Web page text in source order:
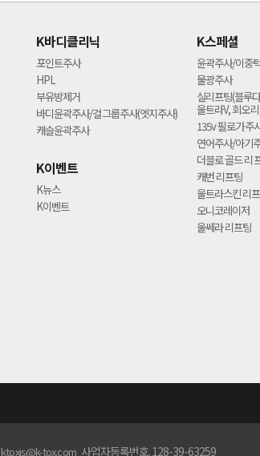
K바디클리닉
포인트주사
HPL
부유방제거
바디윤곽주사/걸그룹주사(엣지주사)
캐슬윤곽주사
K이벤트
K뉴스
K이벤트
K스페셜
윤곽주사/이중
물광주사
실리프팅(블루
울트라V, 회오
135v 필로가주
연어주사/아기
더블로 골드 리
캐번 리프팅
울트라스킨 리
오니코레이저
울쎄라 리프팅
ktoxis@k-tox.com사업자등록번호. 128-39-63259